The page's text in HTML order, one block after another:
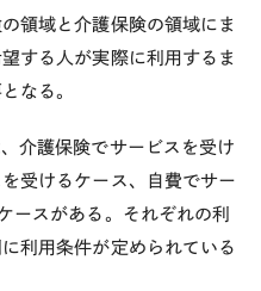
領域と介護保険の領域にま
する人が実際に利用するま
なる。
介護保険でサービスを受け
受けるケース、自費でサー
ースがある。それぞれの利
利用条件が定められている